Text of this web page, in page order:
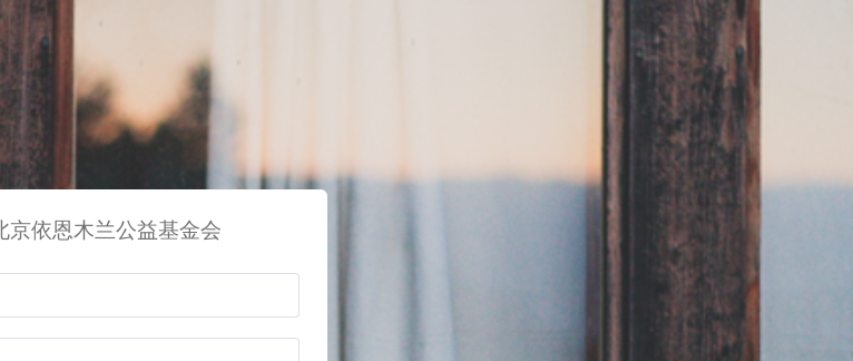
京依恩木兰公益基金会